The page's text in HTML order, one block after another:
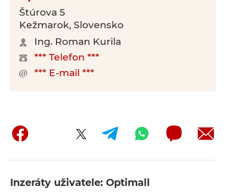
Štúrova 5
Kežmarok, Slovensko
Ing. Roman Kurila
*** Telefon ***
*** E-mail ***
Inzeráty uživatele: Optimall